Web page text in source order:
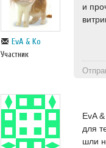
EvA & Ko
Участник
и
EvA
для
шли